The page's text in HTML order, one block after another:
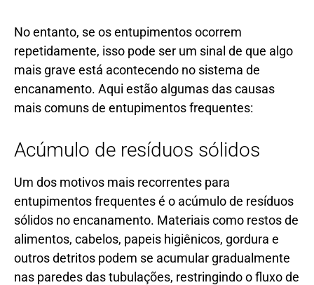
No entanto, se os entupimentos ocorrem
repetidamente, isso pode ser um sinal de que algo
mais grave está acontecendo no sistema de
encanamento. Aqui estão algumas das causas
mais comuns de entupimentos frequentes:
Acúmulo de resíduos sólidos
Um dos motivos mais recorrentes para
entupimentos frequentes é o acúmulo de resíduos
sólidos no encanamento. Materiais como restos de
alimentos, cabelos, papeis higiênicos, gordura e
outros detritos podem se acumular gradualmente
nas paredes das tubulações, restringindo o fluxo de